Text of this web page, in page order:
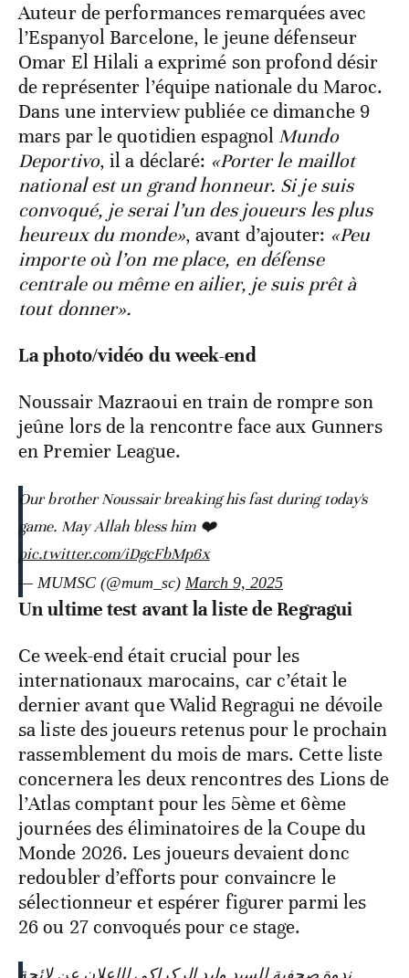
Auteur de performances remarquées avec
l’Espanyol Barcelone, le jeune défenseur
Omar El Hilali a exprimé son profond désir
de représenter l’équipe nationale du Maroc.
Dans une interview publiée ce dimanche 9
mars par le quotidien espagnol Mundo
Deportivo, il a déclaré: «Porter le maillot
national est un grand honneur. Si je suis
convoqué, je serai l’un des joueurs les plus
heureux du monde», avant d’ajouter: «Peu
importe où l’on me place, en défense
centrale ou même en ailier, je suis prêt à
tout donner».
La photo/vidéo du week-end
Noussair Mazraoui en train de rompre son
jeûne lors de la rencontre face aux Gunners
en Premier League.
Our brother Noussair breaking his fast during today's
game. May Allah bless him ❤️
pic.twitter.com/iDgcFbMp6x
— MUMSC (@mum_sc) March 9, 2025
Un ultime test avant la liste de Regragui
Ce week-end était crucial pour les
internationaux marocains, car c’était le
dernier avant que Walid Regragui ne dévoile
sa liste des joueurs retenus pour le prochain
rassemblement du mois de mars. Cette liste
concernera les deux rencontres des Lions de
l’Atlas comptant pour les 5ème et 6ème
journées des éliminatoires de la Coupe du
Monde 2026. Les joueurs devaient donc
redoubler d’efforts pour convaincre le
sélectionneur et espérer figurer parmi les
26 ou 27 convoqués pour ce stage.